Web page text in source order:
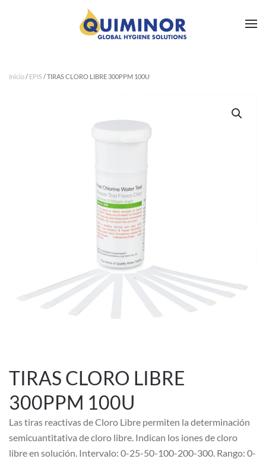
Ir al contenido principal
Inicio/ EPIS/ TIRAS CLORO LIBRE 300PPM 100U
TIRAS CLORO LIBRE
300PPM 100U
Las tiras reactivas de Cloro Libre permiten la determinación
semicuantitativa de cloro libre. Indican los iones de cloro
libre en solución. Intervalo: 0-25-50-100-200-300. Rango: 0-